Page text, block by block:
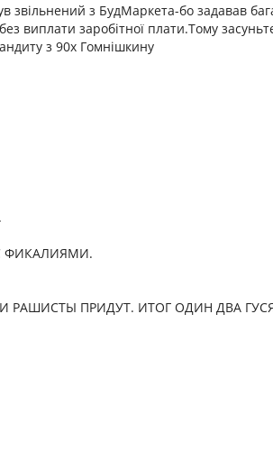
звільнений з БудМаркета-бо задавав
виплати заробітної плати.Тому
з 90х Гомнішкину
ФИКАЛИЯМИ.
РАШИСТЫ ПРИДУТ. ИТОГ ОДИН ДВА